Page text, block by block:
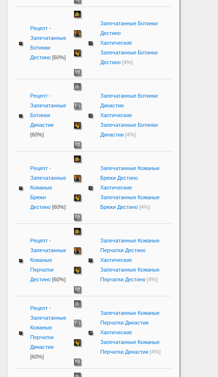
Рецепт -
Запечатанные
Ботинки
Дестино [60%]
Запечатанные Ботинки
Дестино
Хаотические
Запечатанные Ботинки
Дестино [4%]
Рецепт -
Запечатанные
Ботинки
Династии
[60%]
Запечатанные Ботинки
Династии
Хаотические
Запечатанные Ботинки
Династии [4%]
Рецепт -
Запечатанные
Кожаные
Брюки
Дестино [60%]
Запечатанные Кожаные
Брюки Дестино
Хаотические
Запечатанные Кожаные
Брюки Дестино [4%]
Рецепт -
Запечатанные
Кожаные
Перчатки
Дестино [60%]
Запечатанные Кожаные
Перчатки Дестино
Хаотические
Запечатанные Кожаные
Перчатки Дестино [4%]
Рецепт -
Запечатанные
Кожаные
Перчатки
Династии
[60%]
Запечатанные Кожаные
Перчатки Династии
Хаотические
Запечатанные Кожаные
Перчатки Династии [4%]